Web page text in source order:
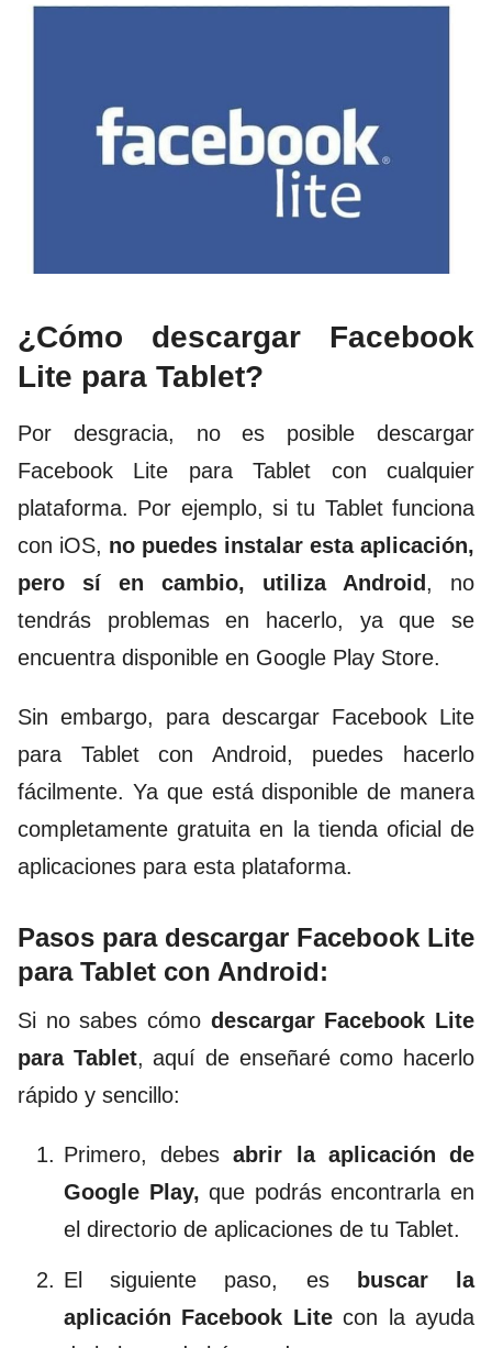
¿Cómo descargar Facebook
Lite para Tablet?
Por desgracia, no es posible descargar
Facebook Lite para Tablet con cualquier
plataforma. Por ejemplo, si tu Tablet funciona
con iOS, no puedes instalar esta aplicación,
pero sí en cambio, utiliza Android , no
tendrás problemas en hacerlo, ya que se
encuentra disponible en Google Play Store.
Sin embargo, para descargar Facebook Lite
para Tablet con Android, puedes hacerlo
fácilmente. Ya que está disponible de manera
completamente gratuita en la tienda oficial de
aplicaciones para esta plataforma.
Pasos para descargar Facebook Lite
para Tablet con Android:
Si no sabes cómo descargar Facebook Lite
para Tablet, aquí de enseñaré como hacerlo
rápido y sencillo:
Primero, debesabrir la aplicación de
Google Play,que podrás encontrarla en
el directorio de aplicaciones de tu Tablet.
El siguiente paso, esbuscar la
aplicación Facebook Litecon la ayuda